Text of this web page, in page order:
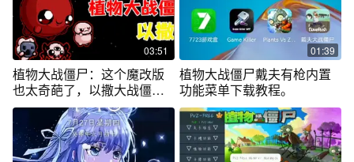
03:51
植物大战僵尸：这个魔改版
也太奇葩了，以撒大战僵
尸！
01:39
植物大战僵尸戴夫有枪内置
功能菜单下载教程。